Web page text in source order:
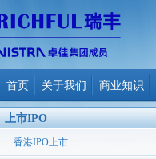
首页 关于我们 商业知识
上市IPO
香港IPO上市